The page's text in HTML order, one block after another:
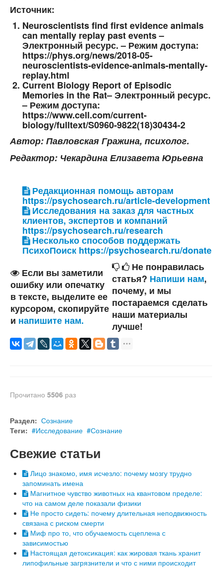
Источник:
Neuroscientists find first evidence animals
can mentally replay past events –
Электронный ресурс. – Режим доступа:
https://phys.org/news/2018-05-
neuroscientists-evidence-animals-mentally-
replay.html
Current Biology Report of Episodic
Memories in the Rat– Электронный ресурс.
– Режим доступа:
https://www.cell.com/current-
biology/fulltext/S0960-9822(18)30434-2
Автор: Павловская Гражина, психолог.
Редактор: Чекардина Елизавета Юрьевна
Редакционная помощь авторам
https://psychosearch.ru/article-development
Исследования на заказ для частных
клиентов, экспертов и компаний
https://psychosearch.ru/research
Несколько способов поддержать
ПсихоПоиск https://psychosearch.ru/donate
Если вы заметили
ошибку или опечатку
в тексте, выделите ее
курсором, скопируйте
и напишите нам.
Не понравилась
статья? Напиши нам,
почему, и мы
постараемся сделать
наши материалы
лучше!
Прочитано 5506 раз
Раздел: Сознание
Теги:
Исследование Сознание
Свежие статьи
Лицо знакомо, имя исчезло: почему мозгу трудно
запоминать имена
Магнитное чувство животных на квантовом пределе:
что на самом деле показали физики
Не просто сидеть: почему длительная неподвижность
связана с риском смерти
Миф про то, что обучаемость сцеплена с
зависимостью
Настоящая детоксикация: как жировая ткань хранит
липофильные загрязнители и что с ними происходит